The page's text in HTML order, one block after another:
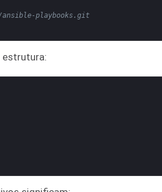
ansible-playbooks.git
estrutura: